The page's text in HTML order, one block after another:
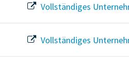
Vollständiges
Vollständiges